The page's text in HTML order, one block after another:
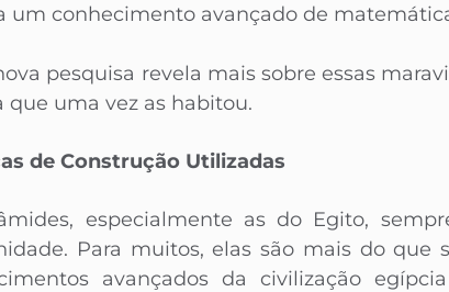
um conhecimento avançado de
pesquisa revela mais sobre essas
que uma vez as habitou.
de Construção Utilizadas
especialmente as do Egito,
Para muitos, elas são mais do que
avançados da civilização